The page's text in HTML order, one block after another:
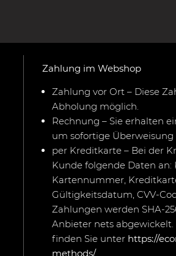
Zahlung im Webshop
Zahlung vor Ort – Diese
Abholung möglich.
Rechnung – Sie erhalten
um sofortige Überweisung
per Kreditkarte – Bei der
Kunde folgende Daten an:
Kartennummer,
Gültigkeitsdatum, CVV-
Zahlungen werden SHA-
Anbieter nets
finden Sie unter https://
methods/